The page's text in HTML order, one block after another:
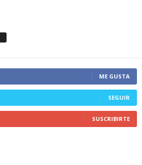
ME GUSTA
SEGUIR
SUSCRIBIRTE